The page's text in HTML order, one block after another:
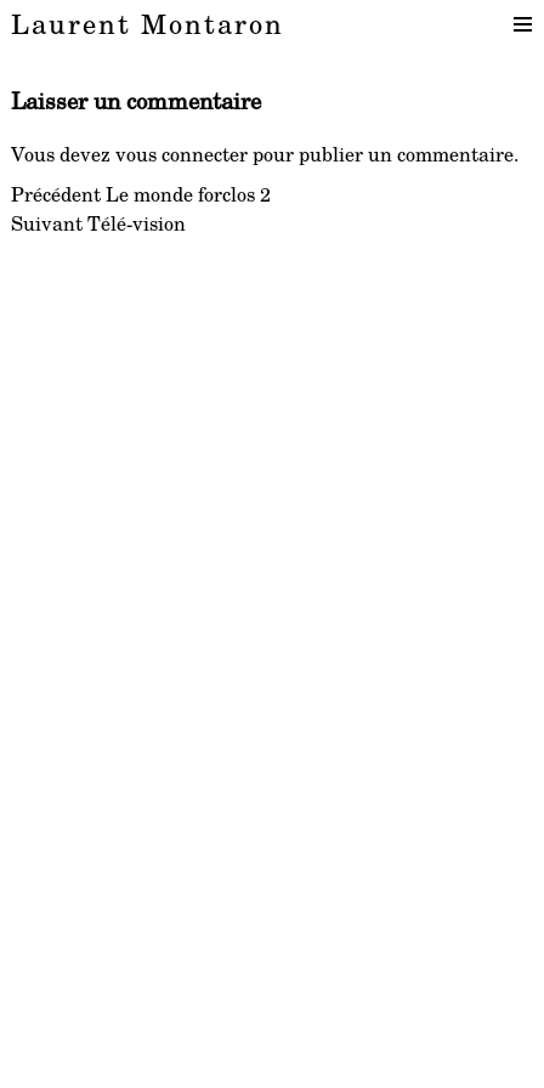
Laurent Montaron
Laisser un commentaire
Vous devez vous connecterpour publier un commentaire.
Navigation
de
PrécédentArticle
précédent :
Le monde forclos 2
SuivantArticle
Télé-vision